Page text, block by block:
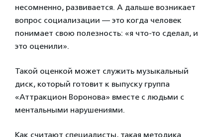
несомненно, развивается. А дальше возникает
вопрос социализации — это когда человек
понимает свою полезность: «я что-то сделал, и
это оценили».
Такой оценкой может служить музыкальный
диск, который готовит к выпуску группа
«Аттракцион Воронова» вместе с людьми с
ментальными нарушениями.
Как считают специалисты, такая методика